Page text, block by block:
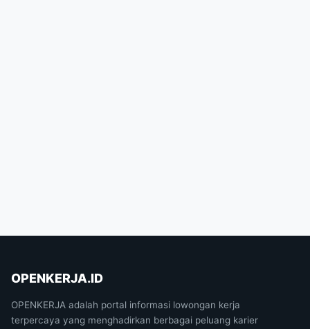
OPENKERJA.ID
OPENKERJA adalah portal informasi lowongan kerja
terpercaya yang menghadirkan berbagai peluang karier